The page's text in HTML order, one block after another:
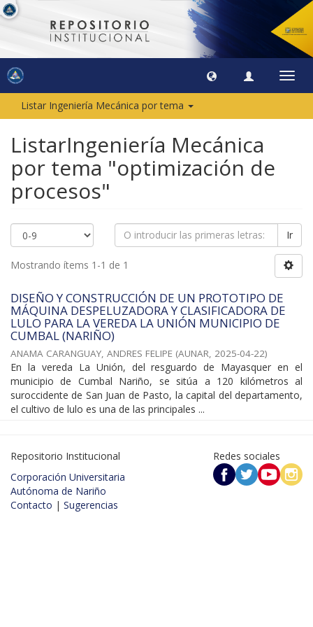
Listar Ingeniería Mecánica por tema
ListarIngeniería Mecánica
por tema "optimización de
procesos"
Ir
Mostrando ítems 1-1 de 1
DISEÑO Y CONSTRUCCIÓN DE UN PROTOTIPO DE
MÁQUINA DESPELUZADORA Y CLASIFICADORA DE
LULO PARA LA VEREDA LA UNIÓN MUNICIPIO DE
CUMBAL (NARIÑO)
ANAMA CARANGUAY, ANDRES FELIPE (AUNAR, 2025-04-22)
En la vereda La Unión, del resguardo de Mayasquer en el
municipio de Cumbal Nariño, se sitúa a 120 kilómetros al
suroccidente de San Juan de Pasto, la capital del departamento,
el cultivo de lulo es una de las principales ...
Repositorio Institucional
Corporación Universitaria
Autónoma de Nariño
Contacto | Sugerencias
Redes sociales